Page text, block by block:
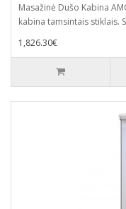
Masažinė Dušo Kabina
kabina tamsintais stiklais.
1,826.30€